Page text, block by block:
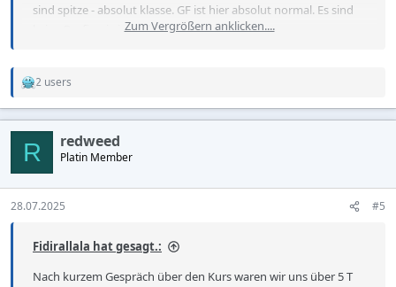
sind spitze - absolut klasse. GF ist hier absolut normal. Es sind
keine Profis wie in anderen Ländern.
Auch hier vergleiche ich mit Thailand - Wärme und Herz sind
hier kostenfrei.
Das Bier und das Essen finde ich auch gut - genau mein Ding.
Livemusik dazu - und schon haben sie mich.
Zum Vergrößern anklicken....
R
a
c
o
n
s
2 users
R redweed
Platin Member
28.07.2025 #5
Fidirallala hat gesagt.:
Nach kurzem Gespräch über den Kurs waren wir uns über 5 T